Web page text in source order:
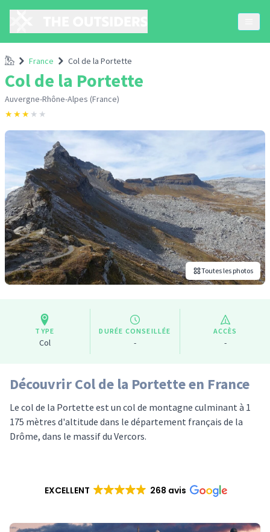
Accueil
France Col de la Portette
Col de la Portette
Auvergne-Rhône-Alpes (France)
★★★ ★ ★
Toutes les photos
TYPE
Col
DURÉE CONSEILLÉE
-
ACCÈS
-
Découvrir Col de la Portette en France
Le col de la Portette est un col de montagne culminant à 1
175 mètres d'altitude dans le département français de la
Drôme, dans le massif du Vercors.
EXCELLENT 268 avis